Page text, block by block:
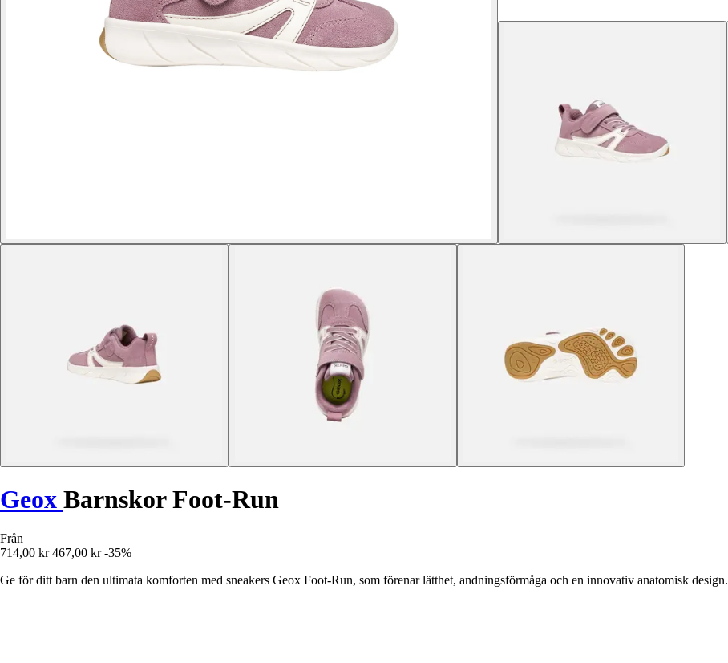
Geox Barnskor Foot-Run
Från
714,00 kr 467,00 kr -35%
Ge för ditt barn den ultimata komforten med sneakers Geox Foot-Run, som förenar lätthet, andningsförmåga och en innovativ anatomisk design.